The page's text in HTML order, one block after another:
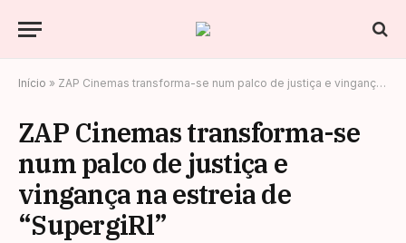
Início » ZAP Cinemas transforma-se num palco de justiça e vingança na estreia de “SupergiRl”
ZAP Cinemas transforma-se
num palco de justiça e
vingança na estreia de
“SupergiRl”